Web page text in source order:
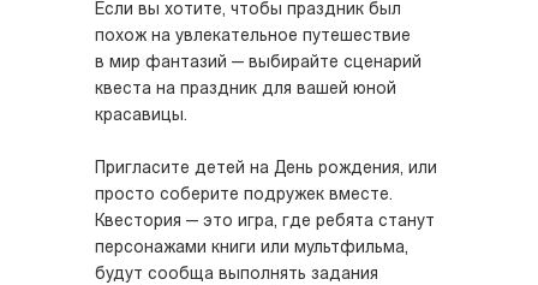
Если вы хотите, чтобы праздник был
похож на увлекательное путешествие
в мир фантазий — выбирайте сценарий
квеста на праздник для вашей юной
красавицы.
Пригласите детей на День рождения, или
просто соберите подружек вместе.
Квестория — это игра, где ребята станут
персонажами книги или мультфильма,
будут сообща выполнять задания